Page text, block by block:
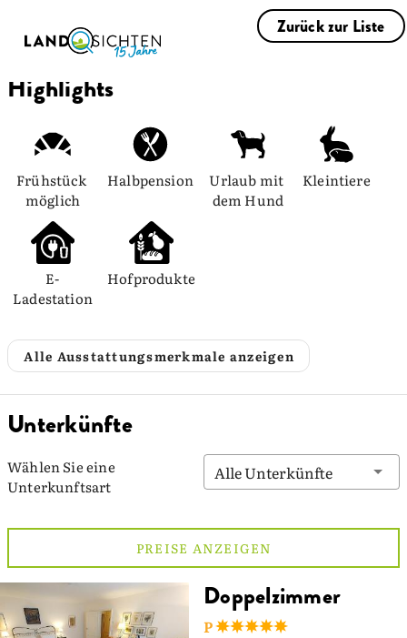
Zurück zur Liste
Highlights
Frühstück
möglich
Halbpension
Urlaub mit
dem Hund
Kleintiere
E-
Ladestation
Hofprodukte
Alle Ausstattungsmerkmale anzeigen
Unterkünfte
Wählen Sie eine
Unterkunftsart
Alle Unterkünfte
PREISE ANZEIGEN
Doppelzimmer
P